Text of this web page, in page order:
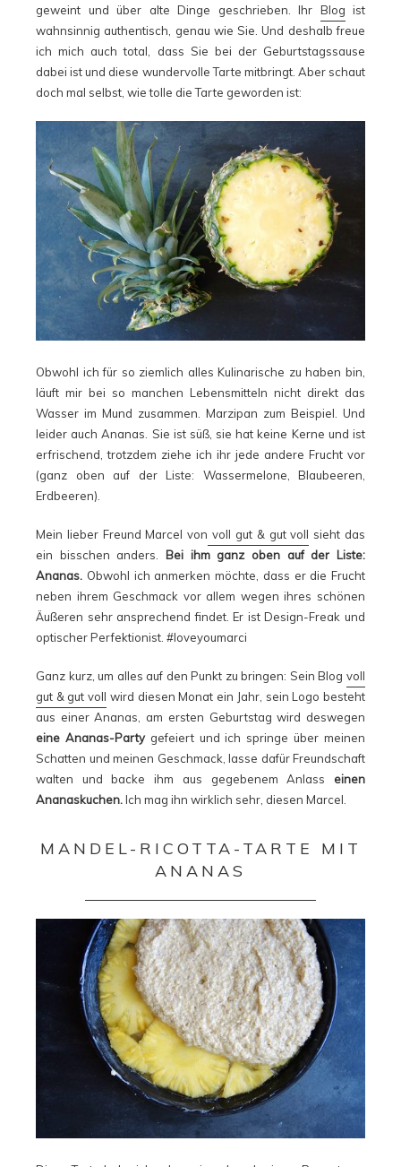
geweint und über alte Dinge geschrieben. Ihr Blog ist
wahnsinnig authentisch, genau wie Sie. Und deshalb freue
ich mich auch total, dass Sie bei der Geburtstagssause
dabei ist und diese wundervolle Tarte mitbringt. Aber schaut
doch mal selbst, wie tolle die Tarte geworden ist:
Obwohl ich für so ziemlich alles Kulinarische zu haben bin,
läuft mir bei so manchen Lebensmitteln nicht direkt das
Wasser im Mund zusammen. Marzipan zum Beispiel. Und
leider auch Ananas. Sie ist süß, sie hat keine Kerne und ist
erfrischend, trotzdem ziehe ich ihr jede andere Frucht vor
(ganz oben auf der Liste: Wassermelone, Blaubeeren,
Erdbeeren).
Mein lieber Freund Marcel von voll gut & gut voll sieht das
ein bisschen anders. Bei ihm ganz oben auf der Liste:
Ananas. Obwohl ich anmerken möchte, dass er die Frucht
neben ihrem Geschmack vor allem wegen ihres schönen
Äußeren sehr ansprechend findet. Er ist Design-Freak und
optischer Perfektionist. #loveyoumarci
Ganz kurz, um alles auf den Punkt zu bringen: Sein Blog voll
gut & gut voll wird diesen Monat ein Jahr, sein Logo besteht
aus einer Ananas, am ersten Geburtstag wird deswegen
eine Ananas-Partygefeiert und ich springe über meinen
Schatten und meinen Geschmack, lasse dafür Freundschaft
walten und backe ihm aus gegebenem Anlass einen
Ananaskuchen.Ich mag ihn wirklich sehr, diesen Marcel.
MANDEL-RICOTTA-TARTE MIT
ANANAS